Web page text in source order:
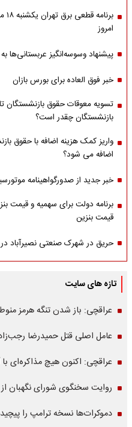
امروز
پیشنهاد وسوسه‌انگیز عربستانی‌ها
خبر فوق العاده برای بورس بازان
تسویه معوقات حقوق بازنشستگان
بازنشستگان چقدر است؟
واریز کمک هزینه اضافه با حقوق
اضافه می شود؟
خبر جدید از صدورگواهینامه
برنامه دولت برای سهمیه و قیمت
قیمت بنزین
حریق در شهرک صنعتی نصیرآباد در
تازه های سایت
عراقچی: باز شدن تنگه هرمز
عامل اصلی قتل حمیدرضا
عراقچی: اکنون هیچ مذاکره‌ای با
روایت سخنگوی شورای نگهبان
دموکرات‌ها نسخه ترامپ را